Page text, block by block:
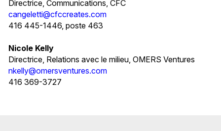
Directrice, Communications, CFC
cangeletti@cfccreates.com
416 445-1446, poste 463
Nicole Kelly
Directrice, Relations avec le milieu, OMERS Ventures
nkelly@omersventures.com
416 369-3727